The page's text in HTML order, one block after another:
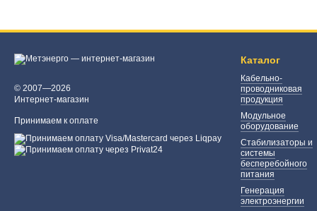
© 2007—2026
Интернет-магазин
Принимаем к оплате
Каталог
Кабельно-
проводниковая
продукция
Модульное
оборудование
Стабилизаторы и
системы
бесперебойного
питания
Генерация
электроэнергии